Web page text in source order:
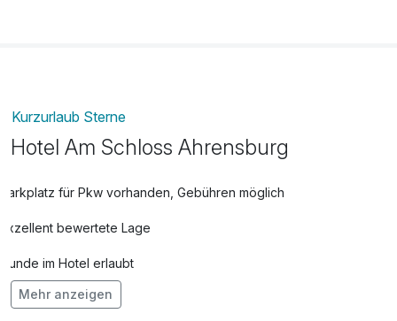
Kurzurlaub Sterne
Hotel Am Schloss Ahrensburg
Parkplatz für Pkw vorhanden, Gebühren möglich
Exzellent bewertete Lage
Hunde im Hotel erlaubt
Auch vegetarische Speisen
Mehr anzeigen